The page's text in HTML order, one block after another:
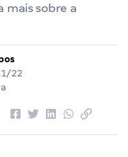
mais sobre a
22